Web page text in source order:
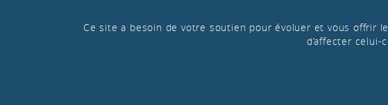
Ce site a besoin de votre soutien pour évoluer et vous offrir
d’affecter celui-